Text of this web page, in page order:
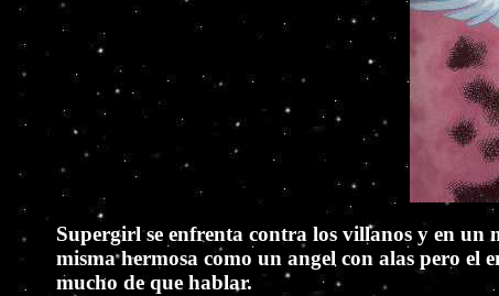
Supergirl se enfrenta contra los villanos y en un
misma hermosa como un angel con alas pero el
mucho de que hablar.